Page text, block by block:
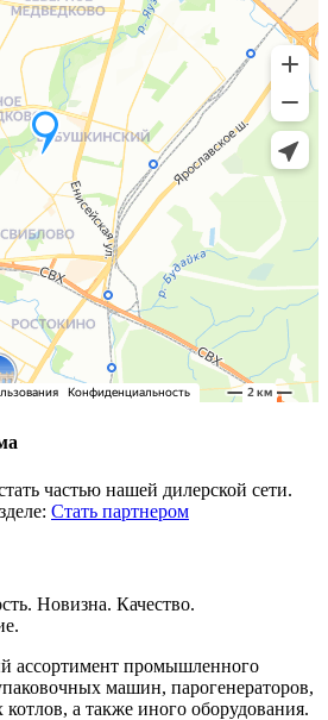
частью нашей дилерской сети.
Стать партнером
Новизна. Качество.
ассортимент промышленного
машин, парогенераторов,
а также иного оборудования.